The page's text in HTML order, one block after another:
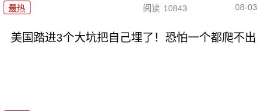
最热 阅读 10843 08-03
美国踏进3个大坑把自己埋了！恐怕一个都爬不出